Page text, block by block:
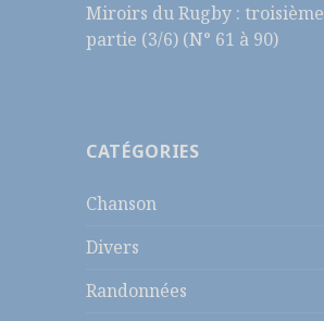
Miroirs du Rugby : troisième
partie (3/6) (N° 61 à 90)
CATÉGORIES
Chanson
Divers
Randonnées